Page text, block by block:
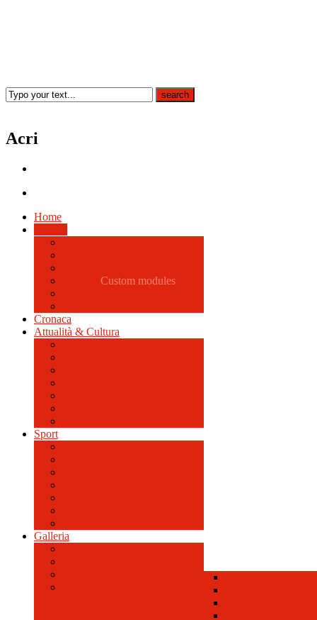
Acri
Home
Custom modules
Cronaca
Attualità & Cultura
Sport
Galleria